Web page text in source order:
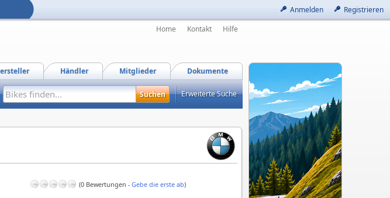
Anmelden Registrieren
Home Kontakt Hilfe
Dokumente
Mitglieder
Händler
Erweiterte Suche
(0 Bewertungen - Gebe die erste ab)